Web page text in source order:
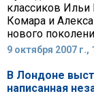
классиков Ильи
Комара и
нового
9 октября 2007 г.,
В Лондоне
написанная